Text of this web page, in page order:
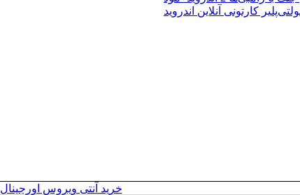
خرید آنتی ویروس اورجینال